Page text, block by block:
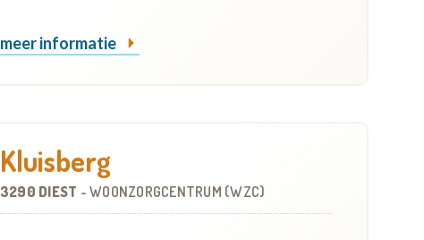
meer informatie
Kluisberg
3290 DIEST -WOONZORGCENTRUM (WZC)